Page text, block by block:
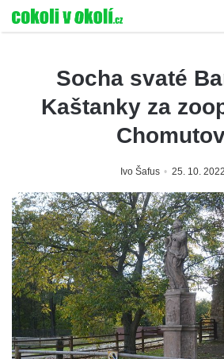
Socha svaté
Kaštanky za
Ivo Šafus 25. 10. 2022